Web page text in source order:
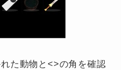
た動物と<>の角を確認